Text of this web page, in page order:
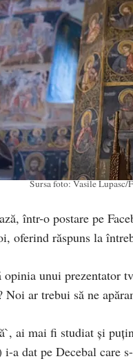
Sursa foto: Vasile Lupasc/
într-o postare pe
oferind răspuns la
opinia unui prezentator
Noi ar trebui să ne
ai mai fi studiat și
a dat pe Decebal care